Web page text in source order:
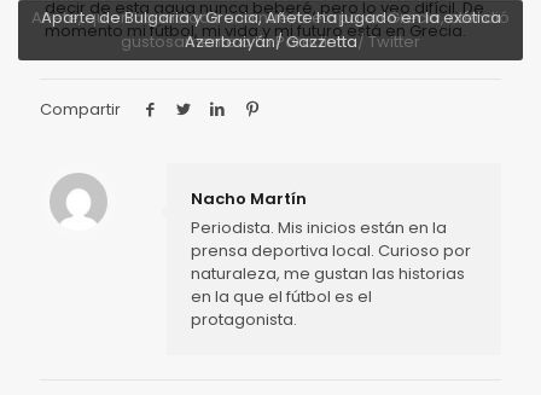
Añete, quien ha iniciado una nueva etapa en Grecia, atendió
gustosamente a La Paradinha/ Twitter
Aparte de Bulgaria y Grecia, Añete ha jugado en la exótica
Azerbaiyán/ Gazzetta
decir de esta agua nunca beberé, pero lo veo difícil. De
momento mi fútbol, mi vida y mi futuro está en Grecia.
Compartir
Nacho Martín
Periodista. Mis inicios están en la
prensa deportiva local. Curioso por
naturaleza, me gustan las historias
en la que el fútbol es el
protagonista.